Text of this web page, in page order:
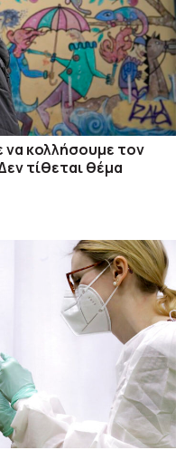
κολλήσουμε τον
τίθεται θέμα